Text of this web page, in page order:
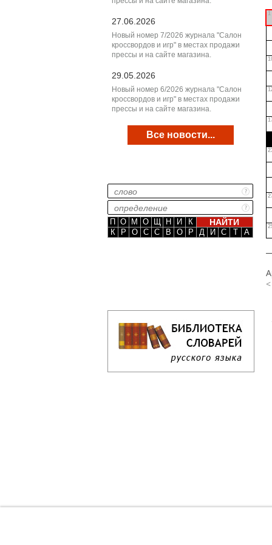
27.06.2026
Новый номер 7/2026 журнала "Салон
кроссвордов и игр" в местах продажи
прессы и на сайте магазина.
29.05.2026
Новый номер 6/2026 журнала "Салон
кроссвордов и игр" в местах продажи
прессы и на сайте магазина.
Все новости...
П О М О Щ Н И
К
К
Р О С С В О Р Д И С Т А
1
<